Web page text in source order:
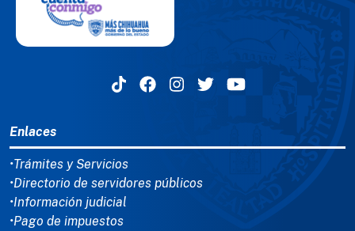
Enlaces
•Trámites y Servicios
•Directorio de servidores públicos
•Información judicial
•Pago de impuestos